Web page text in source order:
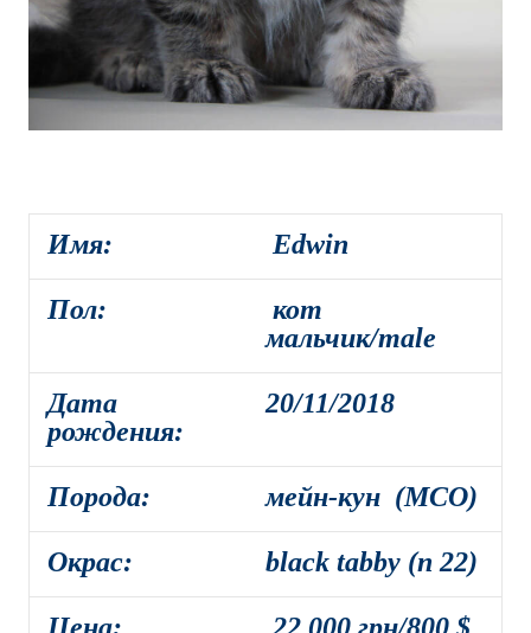
Имя: Edwin
Пол:
кот
мальчик/male
Дата
рождения:
20/11/2018
Порода: мейн-кун (MCO)
Окрас: black tabby (n 22)
Цена: 22 000 грн/800 $